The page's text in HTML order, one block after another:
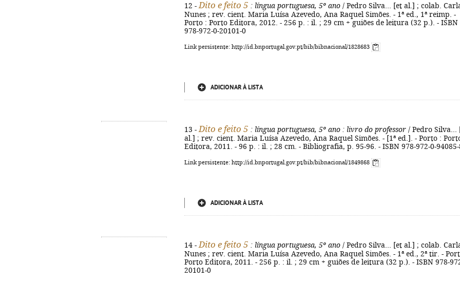
12 - Dito e feito 5 : língua portuguesa, 5º ano / Pedro Silva... [et al.] ; colab.
Nunes ; rev. cient. Maria Luísa Azevedo, Ana Raquel Simões. - 1ª ed., 1ª reimp. -
Porto : Porto Editora, 2012. - 256 p. : il. ; 29 cm + guiões de leitura (32 p.). - ISBN
978-972-0-20101-0
Link persistente: http://id.bnportugal.gov.pt/bib/bibnacional/1828683
ADICIONAR À LISTA
13 - Dito e feito 5 : língua portuguesa, 5º ano : livro do professor / Pedro Silva...
al.] ; rev. cient. Maria Luísa Azevedo, Ana Raquel Simões. - [1ª ed.]. - Porto :
Editora, 2011. - 96 p. : il. ; 28 cm. - Bibliografia, p. 95-96. - ISBN 978-972-0-
Link persistente: http://id.bnportugal.gov.pt/bib/bibnacional/1849868
ADICIONAR À LISTA
14 - Dito e feito 5 : língua portuguesa, 5º ano / Pedro Silva... [et al.] ; colab.
Nunes ; rev. cient. Maria Luísa Azevedo, Ana Raquel Simões. - 1ª ed., 2ª tir. -
Porto Editora, 2011. - 256 p. : il. ; 29 cm + guiões de leitura (32 p.). - ISBN 978-
20101-0